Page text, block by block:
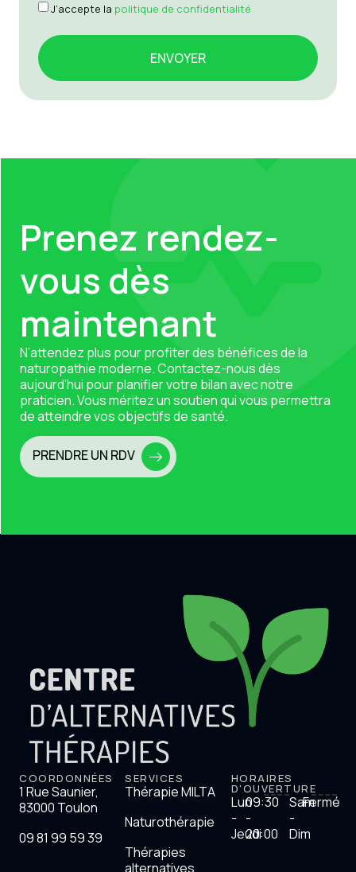
J’accepte la politique de confidentialité
ENVOYER
Prenez rendez-
vous dès
maintenant
N’attendez plus pour profiter des bénéfices de la
naturopathie moderne.Contactez-nousdès
aujourd’hui pour planifier votre bilan avec notre
praticien. Vous méritez un soutien qui vous permettra
de atteindre vos objectifs de santé.
PRENDRE UN RDV
COORDONNÉES
1 Rue Saunier,
83000 Toulon
09 81 99 59 39
SERVICES
Thérapie MILTA
Naturothérapie
Thérapies
alternatives
HORAIRES
D'OUVERTURE
Lun
-
Jeudi
09:30
-
20:00
Sam
-
Dim
Fermé